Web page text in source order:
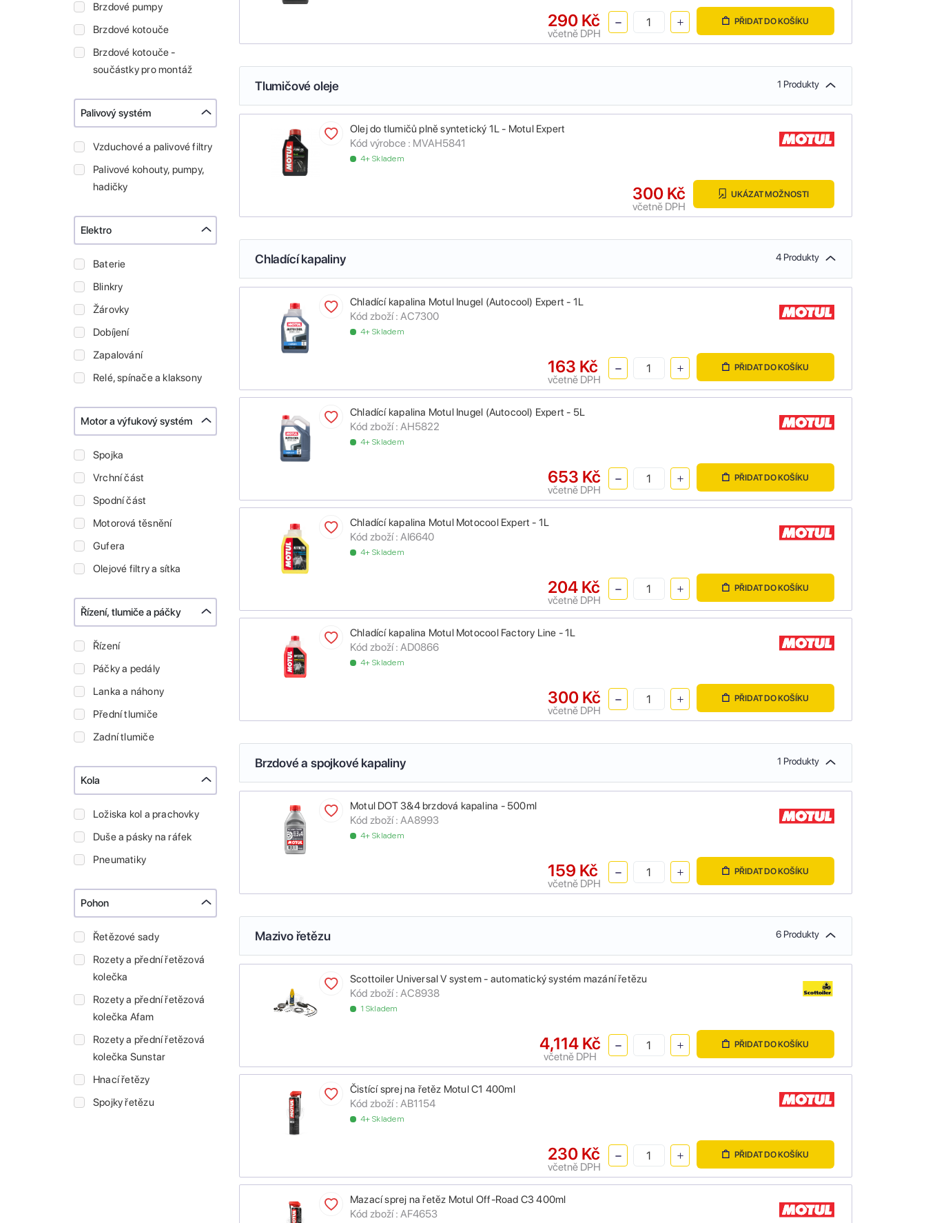
Brzdové pumpy
Brzdové kotouče
Brzdové kotouče -
součástky pro montáž
Palivový systém
Vzduchové a palivové filtry
Palivové kohouty, pumpy,
hadičky
Elektro
Baterie
Blinkry
Žárovky
Dobíjení
Zapalování
Relé, spínače a klaksony
Motor a výfukový systém
Spojka
Vrchní část
Spodní část
Motorová těsnění
Gufera
Olejové filtry a sítka
Řízení, tlumiče a páčky
Řízení
Páčky a pedály
Lanka a náhony
Přední tlumiče
Zadní tlumiče
Kola
Ložiska kol a prachovky
Duše a pásky na ráfek
Pneumatiky
Pohon
Řetězové sady
Rozety a přední řetězová
kolečka
Rozety a přední řetězová
kolečka Afam
Rozety a přední řetězová
kolečka Sunstar
Hnací řetězy
Spojky řetězu
290 Kč
včetně DPH
PŘIDAT DO KOŠÍKU
Tlumičové oleje 1 Produkty
Olej do tlumičů plně syntetický 1L - Motul Expert
Kód výrobce : MVAH5841
4+ Skladem
300 Kč
včetně DPH
UKÁZAT MOŽNOSTI
Chladící kapaliny 4 Produkty
Chladící kapalina Motul Inugel (Autocool) Expert - 1L
Kód zboží : AC7300
4+ Skladem
163 Kč
včetně DPH
PŘIDAT DO KOŠÍKU
Chladící kapalina Motul Inugel (Autocool) Expert - 5L
Kód zboží : AH5822
4+ Skladem
653 Kč
včetně DPH
PŘIDAT DO KOŠÍKU
Chladící kapalina Motul Motocool Expert - 1L
Kód zboží : AI6640
4+ Skladem
204 Kč
včetně DPH
PŘIDAT DO KOŠÍKU
Chladící kapalina Motul Motocool Factory Line - 1L
Kód zboží : AD0866
4+ Skladem
300 Kč
včetně DPH
PŘIDAT DO KOŠÍKU
Brzdové a spojkové kapaliny 1 Produkty
Motul DOT 3&4 brzdová kapalina - 500ml
Kód zboží : AA8993
4+ Skladem
159 Kč
včetně DPH
PŘIDAT DO KOŠÍKU
Mazivo řetězu 6 Produkty
Scottoiler Universal V system - automatický systém mazání řetězu
Kód zboží : AC8938
1 Skladem
4,114 Kč
včetně DPH
PŘIDAT DO KOŠÍKU
Čistící sprej na řetěz Motul C1 400ml
Kód zboží : AB1154
4+ Skladem
230 Kč
včetně DPH
PŘIDAT DO KOŠÍKU
Mazací sprej na řetěz Motul Off-Road C3 400ml
Kód zboží : AF4653